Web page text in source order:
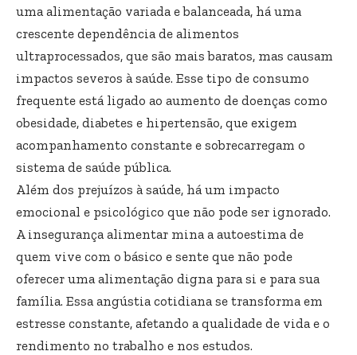
uma alimentação variada e balanceada, há uma
crescente dependência de alimentos
ultraprocessados, que são mais baratos, mas causam
impactos severos à saúde. Esse tipo de consumo
frequente está ligado ao aumento de doenças como
obesidade, diabetes e hipertensão, que exigem
acompanhamento constante e sobrecarregam o
sistema de saúde pública.
Além dos prejuízos à saúde, há um impacto
emocional e psicológico que não pode ser ignorado.
A insegurança alimentar mina a autoestima de
quem vive com o básico e sente que não pode
oferecer uma alimentação digna para si e para sua
família. Essa angústia cotidiana se transforma em
estresse constante, afetando a qualidade de vida e o
rendimento no trabalho e nos estudos.